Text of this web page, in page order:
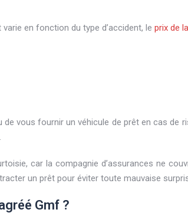
en fonction du type d’accident, le prix de
de vous fournir un véhicule de prêt en cas
.
car la compagnie d’assurances ne
un prêt pour éviter toute mauvaise
Gmf ?